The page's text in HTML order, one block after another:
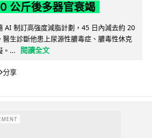
公斤後多器官衰竭
AI 制訂高強度減脂計劃，45 日內減去約 20
醫生診斷他患上尿源性膿毒症、膿毒性休克
。...
閱讀全文
分享